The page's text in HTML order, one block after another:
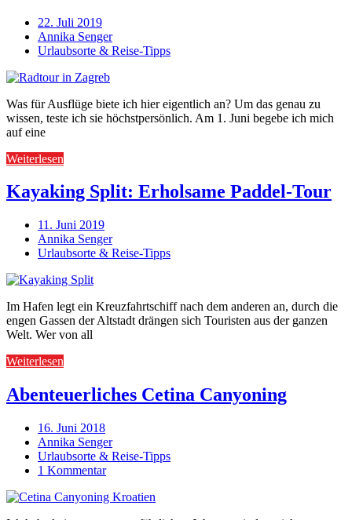
22. Juli 2019
Annika Senger
Urlaubsorte & Reise-Tipps
Was für Ausflüge biete ich hier eigentlich an? Um das genau zu
wissen, teste ich sie höchstpersönlich. Am 1. Juni begebe ich mich
auf eine
Weiterlesen
Kayaking Split: Erholsame Paddel-Tour
11. Juni 2019
Annika Senger
Urlaubsorte & Reise-Tipps
Im Hafen legt ein Kreuzfahrtschiff nach dem anderen an, durch die
engen Gassen der Altstadt drängen sich Touristen aus der ganzen
Welt. Wer von all
Weiterlesen
Abenteuerliches Cetina Canyoning
16. Juni 2018
Annika Senger
Urlaubsorte & Reise-Tipps
1 Kommentar